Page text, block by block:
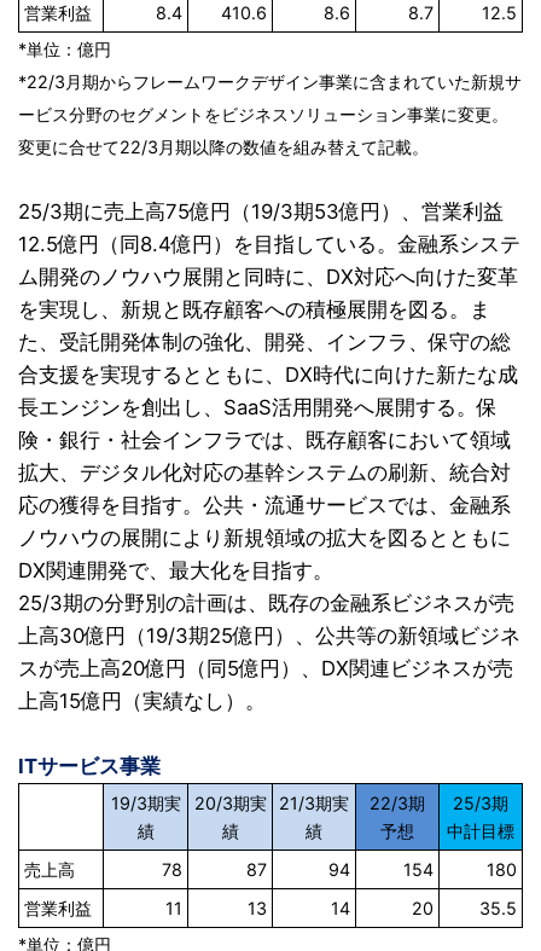
営業利益
8.4 410.6 8.6 8.7
12.5
*単位：億円
*22/3月期からフレームワークデザイン事業に含まれていた新規サ
ービス分野のセグメントをビジネスソリューション事業に変更。
変更に合せて22/3月期以降の数値を組み替えて記載。
25/3期に売上高75億円（19/3期53億円）、営業利益
12.5億円（同8.4億円）を目指している。金融系システ
ム開発のノウハウ展開と同時に、DX対応へ向けた変革
を実現し、新規と既存顧客への積極展開を図る。ま
た、受託開発体制の強化、開発、インフラ、保守の総
合支援を実現するとともに、DX時代に向けた新たな成
長エンジンを創出し、SaaS活用開発へ展開する。保
険・銀行・社会インフラでは、既存顧客において領域
拡大、デジタル化対応の基幹システムの刷新、統合対
応の獲得を目指す。公共・流通サービスでは、金融系
ノウハウの展開により新規領域の拡大を図るとともに
DX関連開発で、最大化を目指す。
25/3期の分野別の計画は、既存の金融系ビジネスが売
上高30億円（19/3期25億円）、公共等の新領域ビジネ
スが売上高20億円（同5億円）、DX関連ビジネスが売
上高15億円（実績なし）。
ITサービス事業
19/3期実
績
20/3期実
績
21/3期実
績
22/3期
予想
25/3期
中計目標
売上高
78 87 94 154
180
営業利益
11 13 14 20
35.5
*単位：億円